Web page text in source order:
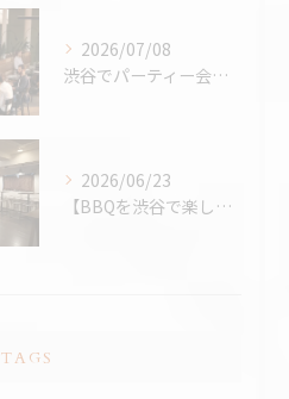
2026/07/08
渋谷でパーティー会場を探すコツ完全版｜パーティープランナー歴24年の筆者が解説
2026/06/23
【BBQを渋谷で楽しむなら、熱中症対策万全の室内BBQ！貸切...
TAGS